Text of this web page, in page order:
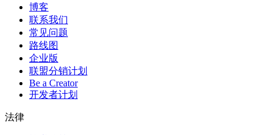
博客
联系我们
常见问题
路线图
企业版
联盟分销计划
Be a Creator
开发者计划
法律